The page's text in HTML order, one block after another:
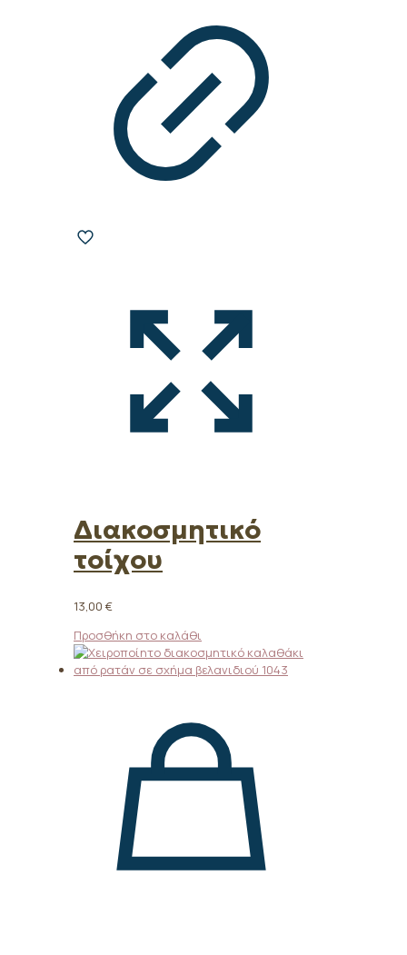
Διακοσμητικό
τοίχου
13,00 €
Προσθήκη στο καλάθι